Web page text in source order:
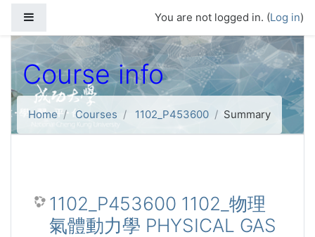
You are not logged in. (Log in)
Course info
Home Courses 1102_P453600 Summary
1102_P453600 1102_物理
氣體動力學 PHYSICAL GAS